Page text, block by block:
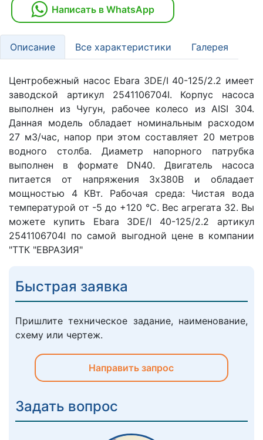
Написать в WhatsApp
Описание Все характеристики Галерея
Центробежный насос Ebara 3DE/I 40-125/2.2 имеет
заводской артикул 2541106704I. Корпус насоса
выполнен из Чугун, рабочее колесо из AISI 304.
Данная модель обладает номинальным расходом
27 м3/час, напор при этом составляет 20 метров
водного столба. Диаметр напорного патрубка
выполнен в формате DN40. Двигатель насоса
питается от напряжения 3х380В и обладает
мощностью 4 КВт. Рабочая среда: Чистая вода
температурой от -5 до +120 °C. Вес агрегата 32. Вы
можете купить Ebara 3DE/I 40-125/2.2 артикул
2541106704I по самой выгодной цене в компании
"ТТК "ЕВРАЗИЯ"
Быстрая заявка
Пришлите техническое задание, наименование,
схему или чертеж.
Направить запрос
Задать вопрос